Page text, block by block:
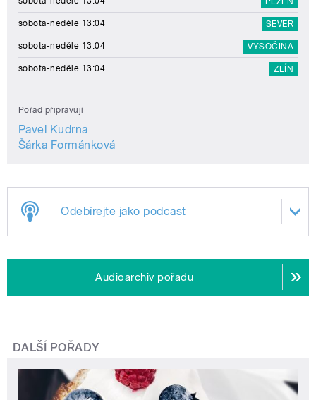
sobota-neděle 13:04 SEVER
sobota-neděle 13:04 VYSOČINA
sobota-neděle 13:04 ZLÍN
Pořad připravují
Pavel Kudrna
Šárka Formánková
Odebírejte jako podcast
Audioarchiv pořadu
DALŠÍ POŘADY